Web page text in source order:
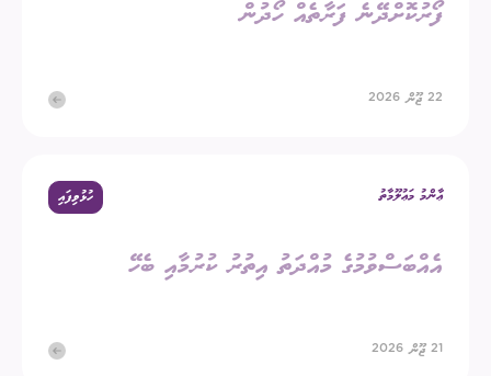
ފޯރުކޮށްދޭނެ ފަރާތެއް ހޯދުން
22 ޖޫން 2026
ޢާންމު މަޢުލޫމާތު ހުޅުވިފައި
އެއްބަސްވުމުގެ މުއްދަތު އިތުރު ކުރުމާއި ބެހޭ
21 ޖޫން 2026